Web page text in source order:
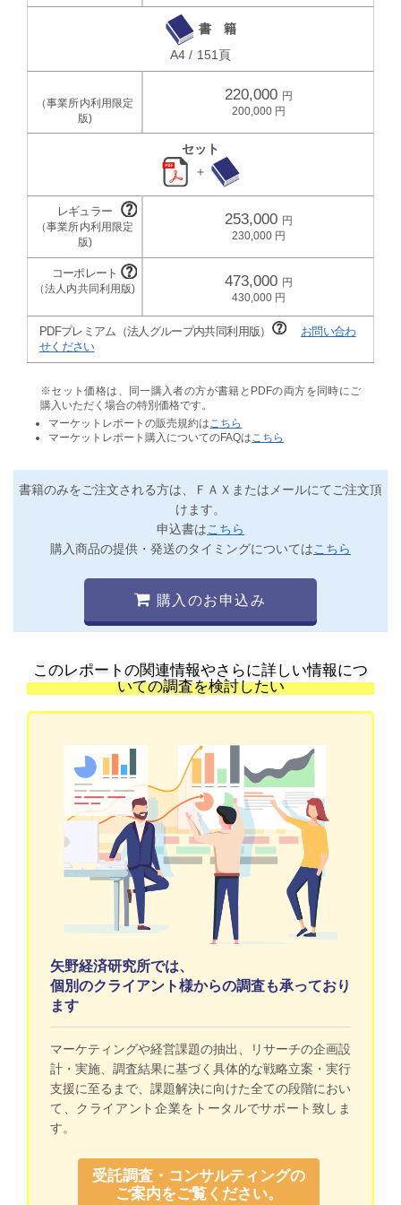
書 籍
A4 / 151頁
220,000
200,000
セット
＋
253,000
230,000
473,000
430,000
PDFプレミアム（法人グループ内共同利用版）
お問い合わ
せください
※セット価格は、同一購入者の方が書籍とPDFの両方を同時にご
購入いただく場合の特別価格です。
マーケットレポートの販売規約は こちら
マーケットレポート購入についてのFAQは こちら
書籍のみをご注文される方は、ＦＡＸまたはメールにてご注文頂
けます。
申込書はこちら
購入商品の提供・発送のタイミングについてはこちら
購入のお申込み
このレポートの関連情報やさらに詳しい情報につ
いての調査を検討したい
矢野経済研究所では、
個別のクライアント様からの調査も承っており
ます
マーケティングや経営課題の抽出、リサーチの企画設
計・実施、調査結果に基づく具体的な戦略立案・実行
支援に至るまで、課題解決に向けた全ての段階におい
て、クライアント企業をトータルでサポート致しま
す。
受託調査・コンサルティングの
ご案内をご覧ください。